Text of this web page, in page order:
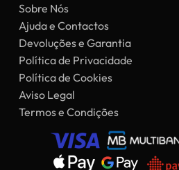
Sobre Nós
Ajuda e Contactos
Devoluções e Garantia
Política de Privacidade
Política de Cookies
Aviso Legal
Termos e Condições